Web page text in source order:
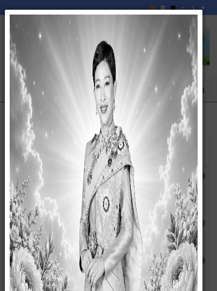
แสดง
#
เขียน
ประกาศองค์การบริหารส่วนตำบลละเวี้ย เรื่อง
ประกาศใช้แผนอัตรากำลัง 3 ปี ประจำปีงบประมาณ
พ.ศ.2567-2569(ฉบับปรับปรุงครั้งที่ 2) ขององค์การ
บริหารส่วนตำบลละเวี้ย)
เขียน
โดย สุ
กัญญา
ฮิต: 271
แผนอัตรากำลัง 3 ปี (พ.ศ.2567-2569) ฉบับปรับปรุง
ครั้งที่ 1
เขียน
โดย สุ
กัญญา
ฮิต: 506
แผนอัตรากำลัง 3 ปี (พ.ศ.2567 - 2569)
เขียน
โดย สุ
กัญญา
ฮิต: 929